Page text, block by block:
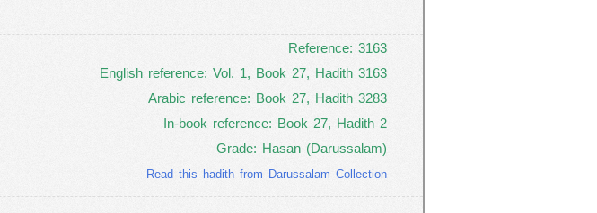
Reference: 3163
English reference: Vol. 1, Book 27, Hadith 3163
Arabic reference: Book 27, Hadith 3283
In-book reference: Book 27, Hadith 2
Grade: Hasan (Darussalam)
Read this hadith from Darussalam Collection